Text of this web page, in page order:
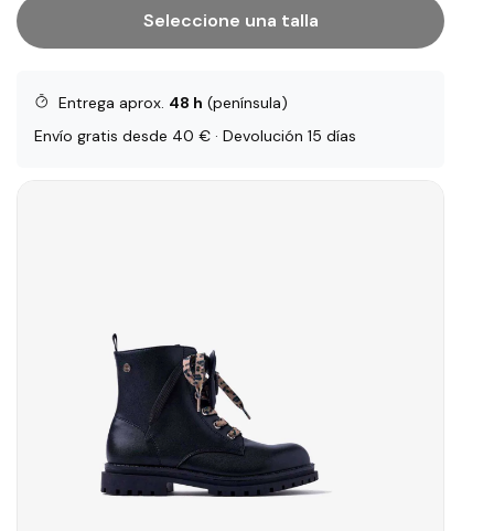
Seleccione una talla
Entrega aprox. 48 h (península)
Envío gratis desde 40 € · Devolución 15 días